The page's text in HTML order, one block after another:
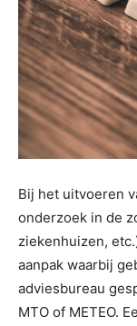
Bij het uitvoeren
onderzoek in de
ziekenhuizen,
aanpak waarbij
adviesbureau
MTO of METEO.